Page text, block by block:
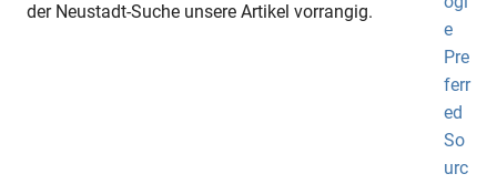
der Neustadt-Suche unsere Artikel vorrangig.